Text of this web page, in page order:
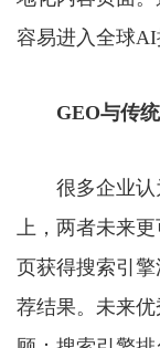
容易进入全球AI
GEO与传
很多企业认
上，两者未来更
页获得搜索引
荐结果。未来